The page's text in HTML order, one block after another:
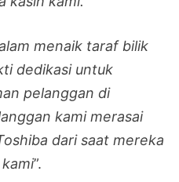
menaik taraf bilik
dedikasi untuk
pelanggan di
kami merasai
dari saat mereka
”.